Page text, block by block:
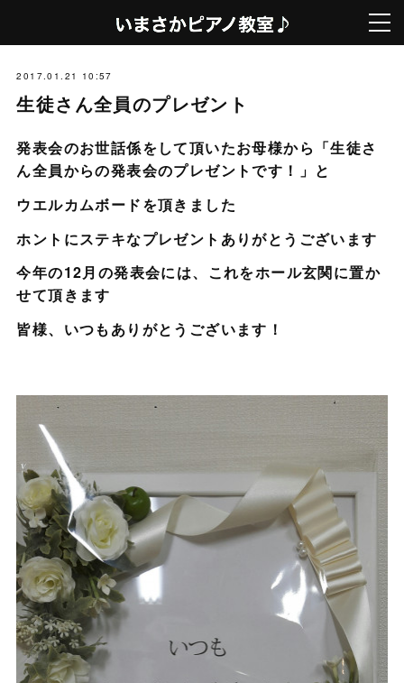
2017.01.21 10:57
生徒さん全員のプレゼント
発表会のお世話係をして頂いたお母様から「生徒さ
ん全員からの発表会のプレゼントです！」と
ウエルカムボードを頂きました
ホントにステキなプレゼントありがとうございます
今年の12月の発表会には、これをホール玄関に置か
せて頂きます
皆様、いつもありがとうございます！